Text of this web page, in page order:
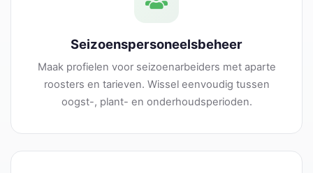
Seizoenspersoneelsbeheer
Maak profielen voor seizoenarbeiders met aparte
roosters en tarieven. Wissel eenvoudig tussen
oogst-, plant- en onderhoudsperioden.